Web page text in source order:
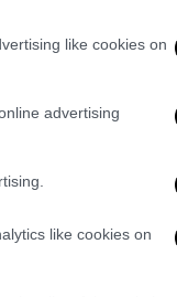
like cookies on
advertising
like cookies on
που
με βάση
όλα είναι
αλλά
του